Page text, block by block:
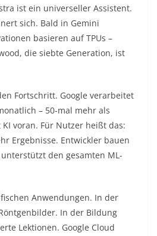
ist ein universeller Assistent.
sich. Bald in Gemini
basieren auf TPUs –
die siebte Generation, ist
Fortschritt. Google verarbeitet
– 50-mal mehr als
voran. Für Nutzer heißt das:
Ergebnisse. Entwickler bauen
den gesamten ML-
Anwendungen. In der
In der Bildung
Lektionen. Google Cloud